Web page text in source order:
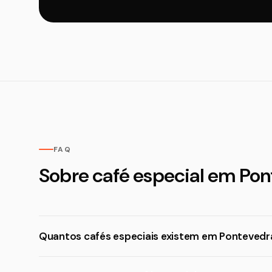
FAQ
Sobre café especial em
Quantos cafés especiais existem em